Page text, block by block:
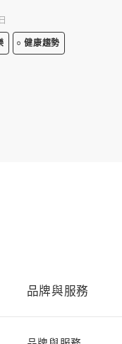
健康趨勢
品牌與服務